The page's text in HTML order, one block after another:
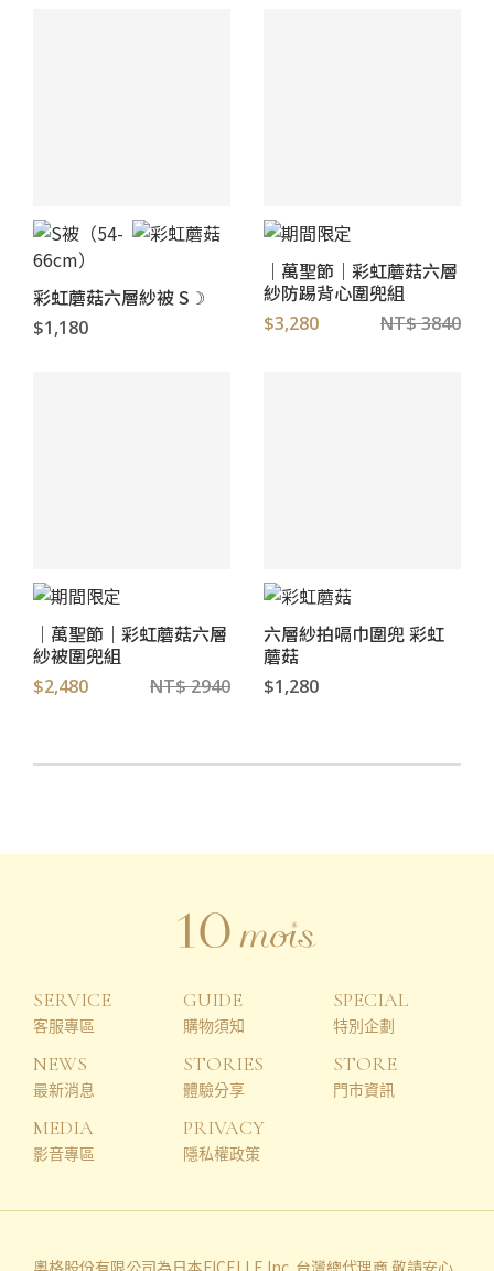
彩虹蘑菇六層紗被 S☽
$1,180
｜萬聖節｜彩虹蘑菇六層
紗防踢背心圍兜組
$3,280 NT$ 3840
｜萬聖節｜彩虹蘑菇六層
紗被圍兜組
$2,480 NT$ 2940
六層紗拍嗝巾圍兜 彩虹
蘑菇
$1,280
SERVICE
客服專區
GUIDE
購物須知
SPECIAL
特別企劃
NEWS
最新消息
STORIES
體驗分享
STORE
門市資訊
MEDIA
影音專區
PRIVACY
隱私權政策